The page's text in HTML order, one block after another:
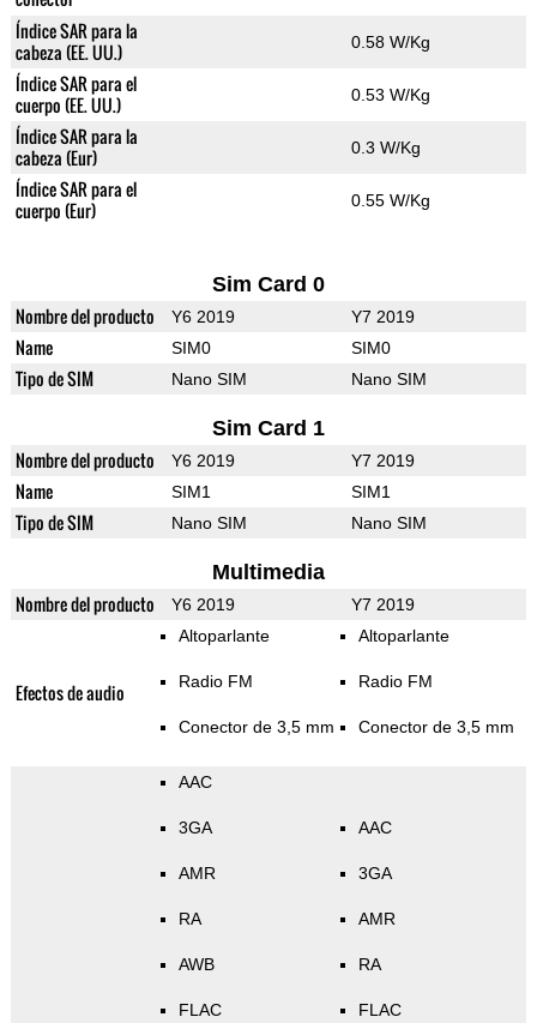
Índice SAR para la
cabeza (EE. UU.)
0.58 W/Kg
Índice SAR para el
cuerpo (EE. UU.)
0.53 W/Kg
Índice SAR para la
cabeza (Eur)
0.3 W/Kg
Índice SAR para el
cuerpo (Eur)
0.55 W/Kg
Sim Card 0
Nombre del producto Y6 2019 Y7 2019
Name SIM0 SIM0
Tipo de SIM Nano SIM Nano SIM
Sim Card 1
Nombre del producto Y6 2019 Y7 2019
Name SIM1 SIM1
Tipo de SIM Nano SIM Nano SIM
Multimedia
Nombre del producto Y6 2019 Y7 2019
Efectos de audio
Altoparlante
Radio FM
Conector de 3,5 mm
Altoparlante
Radio FM
Conector de 3,5 mm
AAC
3GA
AMR
RA
AWB
FLAC
AAC
3GA
AMR
RA
FLAC